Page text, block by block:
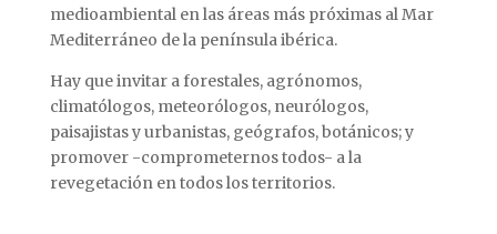
medioambiental en las áreas más próximas al Mar
Mediterráneo de la península ibérica.
Hay que invitar a forestales, agrónomos,
climatólogos, meteorólogos, neurólogos,
paisajistas y urbanistas, geógrafos, botánicos; y
promover -comprometernos todos- a la
revegetación en todos los territorios.